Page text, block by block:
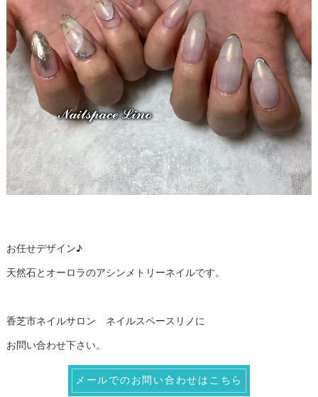
お任せデザイン♪
天然石とオーロラのアシンメトリーネイルです。
香芝市ネイルサロン ネイルスペースリノに
お問い合わせ下さい。
メールでのお問い合わせはこちら